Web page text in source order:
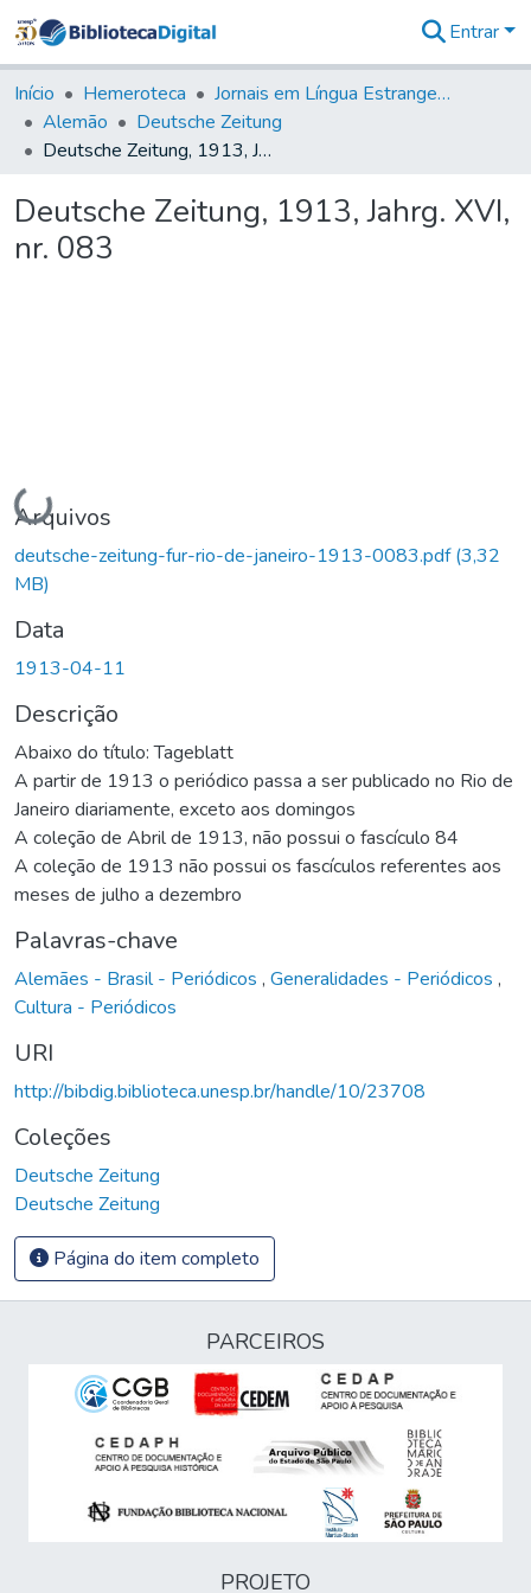
&
Coleções
Tudo na
Biblioteca
Estatísticas
Entrar
Início Hemeroteca
Jornais em Língua Estrangeira
Alemão
Deutsche Zeitung
Deutsche Zeitung, 1913, Jahrg. XVI, nr. 083
Deutsche Zeitung, 1913, Jahrg. XVI,
nr. 083
Carregando...
Arquivos
deutsche-zeitung-fur-rio-de-janeiro-1913-0083.pdf(3,32
MB)
Data
1913-04-11
Descrição
Abaixo do título: Tageblatt
A partir de 1913 o periódico passa a ser publicado no Rio de
Janeiro diariamente, exceto aos domingos
A coleção de Abril de 1913, não possui o fascículo 84
A coleção de 1913 não possui os fascículos referentes aos
meses de julho a dezembro
Palavras-chave
Alemães - Brasil - Periódicos , Generalidades - Periódicos ,
Cultura - Periódicos
URI
http://bibdig.biblioteca.unesp.br/handle/10/23708
Coleções
Deutsche Zeitung
Deutsche Zeitung
Página do item completo
PARCEIROS
PROJETO